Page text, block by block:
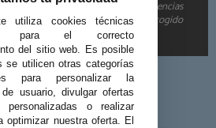
exclusivos, novedades y tendencias
de baja cuando quiera según lo recogido
utiliza cookies técnicas
para el correcto
del sitio web. Es posible
se utilicen otras categorías
para personalizar la
usuario, divulgar ofertas
personalizadas o realizar
optimizar nuestra oferta. El